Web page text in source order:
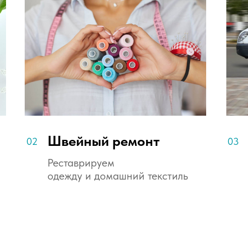
Швейный ремонт
Реставрируем
одежду и домашний текстиль
03
02